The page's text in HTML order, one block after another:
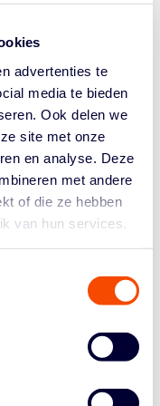
advertenties te
media te bieden
Ook delen we
site met onze
en analyse. Deze
met andere
of die ze hebben
van hun services.
EK V16: